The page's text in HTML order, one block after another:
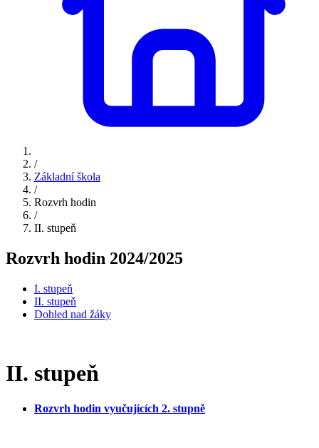
/
Základní škola
/
Rozvrh hodin
/
II. stupeň
Rozvrh hodin 2024/2025
I. stupeň
II. stupeň
Dohled nad žáky
II. stupeň
Rozvrh hodin vyučujících 2. stupně